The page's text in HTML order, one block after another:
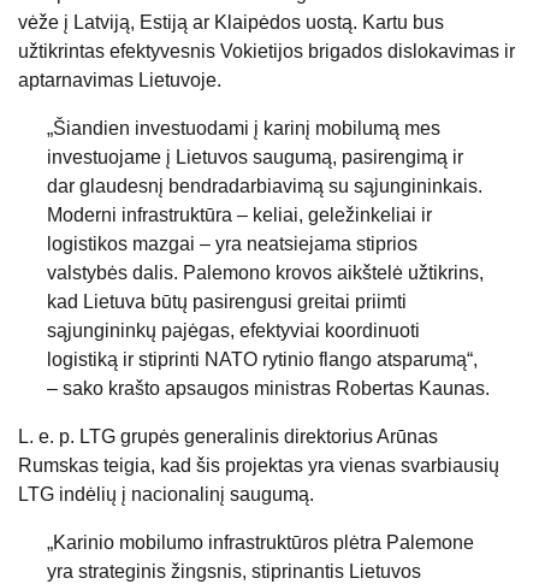
vėže į Latviją, Estiją ar Klaipėdos uostą. Kartu bus
užtikrintas efektyvesnis Vokietijos brigados dislokavimas ir
aptarnavimas Lietuvoje.
„Šiandien investuodami į karinį mobilumą mes
investuojame į Lietuvos saugumą, pasirengimą ir
dar glaudesnį bendradarbiavimą su sąjungininkais.
Moderni infrastruktūra – keliai, geležinkeliai ir
logistikos mazgai – yra neatsiejama stiprios
valstybės dalis. Palemono krovos aikštelė užtikrins,
kad Lietuva būtų pasirengusi greitai priimti
sąjungininkų pajėgas, efektyviai koordinuoti
logistiką ir stiprinti NATO rytinio flango atsparumą“,
– sako krašto apsaugos ministras Robertas Kaunas.
L. e. p. LTG grupės generalinis direktorius Arūnas
Rumskas teigia, kad šis projektas yra vienas svarbiausių
LTG indėlių į nacionalinį saugumą.
„Karinio mobilumo infrastruktūros plėtra Palemone
yra strateginis žingsnis, stiprinantis Lietuvos